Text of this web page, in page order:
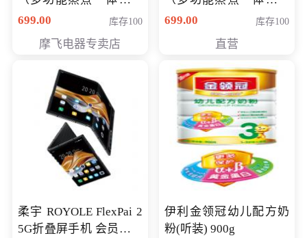
（智能升降养生锅） 会
699.00 库存100
摩飞电器专卖店
（智能升降养生锅） 会
699.00 库存100
直营
柔宇 ROYOLE FlexPai 2
5G折叠屏手机 会员专享
伊利金领冠幼儿配方奶
粉(听装) 900g